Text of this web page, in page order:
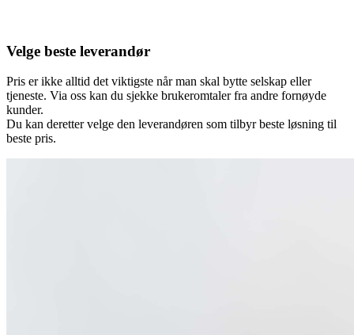
Velge beste leverandør
Pris er ikke alltid det viktigste når man skal bytte selskap eller
tjeneste. Via oss kan du sjekke brukeromtaler fra andre fornøyde
kunder.
Du kan deretter velge den leverandøren som tilbyr beste løsning til
beste pris.